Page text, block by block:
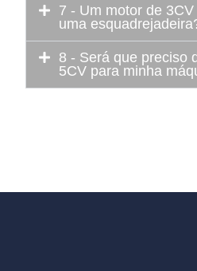
7 - Um motor de
uma
8 - Será que preciso
5CV para minha